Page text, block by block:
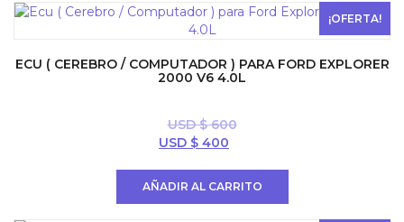
$ 600.
$ 500.
¡OFERTA!
ECU ( CEREBRO / COMPUTADOR ) PARA FORD EXPLORER
2000 V6 4.0L
USD $600
El
era:
USD $ 400
es:
AÑADIR AL CARRITO